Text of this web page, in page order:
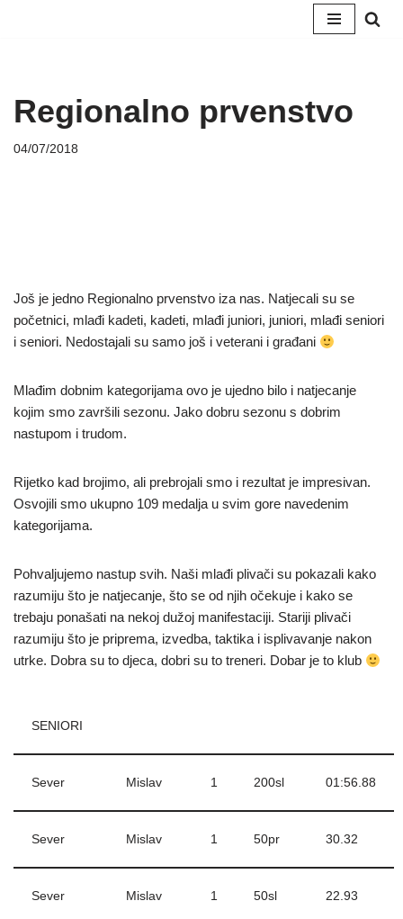
Regionalno prvenstvo
04/07/2018
Još je jedno Regionalno prvenstvo iza nas. Natjecali su se
početnici, mlađi kadeti, kadeti, mlađi juniori, juniori, mlađi seniori
i seniori. Nedostajali su samo još i veterani i građani
Mlađim dobnim kategorijama ovo je ujedno bilo i natjecanje
kojim smo završili sezonu. Jako dobru sezonu s dobrim
nastupom i trudom.
Rijetko kad brojimo, ali prebrojali smo i rezultat je impresivan.
Osvojili smo ukupno 109 medalja u svim gore navedenim
kategorijama.
Pohvaljujemo nastup svih. Naši mlađi plivači su pokazali kako
razumiju što je natjecanje, što se od njih očekuje i kako se
trebaju ponašati na nekoj dužoj manifestaciji. Stariji plivači
razumiju što je priprema, izvedba, taktika i isplivavanje nakon
utrke. Dobra su to djeca, dobri su to treneri. Dobar je to klub
SENIORI
Sever Mislav 1 200sl 01:56.88
Sever Mislav 1 50pr 30.32
Sever Mislav 1 50sl 22.93